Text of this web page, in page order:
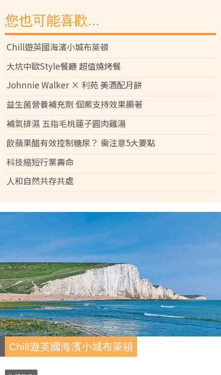
您也可能喜歡...
Chill遊英國海濱小城布萊頓
大坑中歐Style餐廳 超值燒烤餐
Johnnie Walker × 利苑 美酒配月餅
益生菌營養補充劑 個案支持效果顯著
補氣排濕 五指毛桃蓮子圓肉雞湯
飲蘋果醋有效控制糖尿？ 需注意5大要點
科技縮短行業壽命
人和自然共存共處
Chill遊英國海濱小城布萊頓